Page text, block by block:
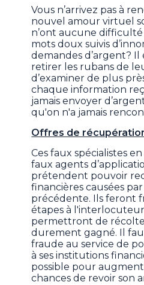
Vous n’arrivez pas à
nouvel amour virtuel
n’ont aucune
mots doux suivis
demandes d’argent? Il
retirer les rubans de
d’examiner de plus
chaque information
jamais envoyer
qu'on n'a jamais
Offres de
Ces faux spécialistes
faux agents
prétendent pouvoir
financières causées
précédente. Ils feront
étapes à
permettront de
durement gagné. Il
fraude au service de
à ses institutions
possible pour
chances de revoir son